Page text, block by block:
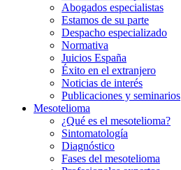
Abogados especialistas
Estamos de su parte
Despacho especializado
Normativa
Juicios España
Éxito en el extranjero
Noticias de interés
Publicaciones y seminarios
Mesotelioma
¿Qué es el mesotelioma?
Sintomatología
Diagnóstico
Fases del mesotelioma